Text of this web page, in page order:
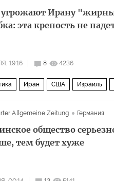
Ирану
эта крепость не
19:16 8 4236
Иран США Израиль
Allgemeine Zeitung
Германия
общество
тем будет хуже